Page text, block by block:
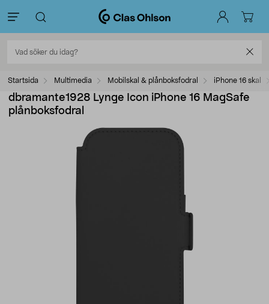
Startsida Multimedia Mobilskal & plånboksfodral iPhone 16 skal
dbramante1928 Lynge Icon iPhone 16 MagSafe
plånboksfodral